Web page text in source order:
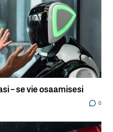
– se vie osaamisesi
0